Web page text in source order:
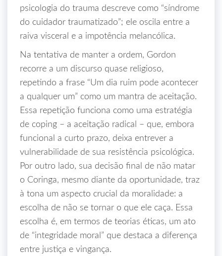
psicologia do trauma descreve como “síndrome
do cuidador traumatizado”; ele oscila entre a
raiva visceral e a impotência melancólica.
Na tentativa de manter a ordem, Gordon
recorre a um discurso quase religioso,
repetindo a frase “Um dia ruim pode acontecer
a qualquer um” como um mantra de aceitação.
Essa repetição funciona como uma estratégia
de coping – a aceitação radical – que, embora
funcional a curto prazo, deixa entrever a
vulnerabilidade de sua resistência psicológica.
Por outro lado, sua decisão final de não matar
o Coringa, mesmo diante da oportunidade, traz
à tona um aspecto crucial da moralidade: a
escolha de não se tornar o que ele caça. Essa
escolha é, em termos de teorias éticas, um ato
de “integridade moral” que destaca a diferença
entre justiça e vingança.